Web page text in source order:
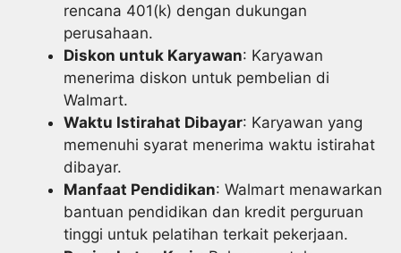
rencana 401(k) dengan dukungan
perusahaan.
Diskon untuk Karyawan: Karyawan
menerima diskon untuk pembelian di
Walmart.
Waktu Istirahat Dibayar: Karyawan yang
memenuhi syarat menerima waktu istirahat
dibayar.
Manfaat Pendidikan: Walmart menawarkan
bantuan pendidikan dan kredit perguruan
tinggi untuk pelatihan terkait pekerjaan.